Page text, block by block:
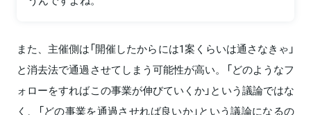
また、主催側は「開催したからには1案くらいは通さなきゃ」
と消去法で通過させてしまう可能性が高い。「どのようなフ
ォローをすればこの事業が伸びていくか」という議論ではな
く、「どの事業を通過させれば良いか」という議論になるの